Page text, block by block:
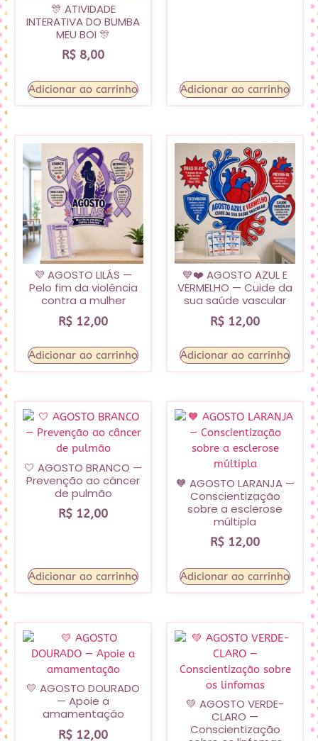
🎊 ATIVIDADE
INTERATIVA DO BUMBA
MEU BOI 🎊
R$ 8,00
Adicionar ao carrinho Adicionar ao carrinho
💜 AGOSTO LILÁS —
Pelo fim da violência
contra a mulher
R$ 12,00
Adicionar ao carrinho
💙❤️ AGOSTO AZUL E
VERMELHO — Cuide da
sua saúde vascular
R$ 12,00
Adicionar ao carrinho
🤍 AGOSTO BRANCO —
Prevenção ao câncer
de pulmão
R$ 12,00
Adicionar ao carrinho
🧡 AGOSTO LARANJA —
Conscientização
sobre a esclerose
múltipla
R$ 12,00
Adicionar ao carrinho
💛 AGOSTO DOURADO
— Apoie a
amamentação
R$ 12,00
💚 AGOSTO VERDE-
CLARO —
Conscientização